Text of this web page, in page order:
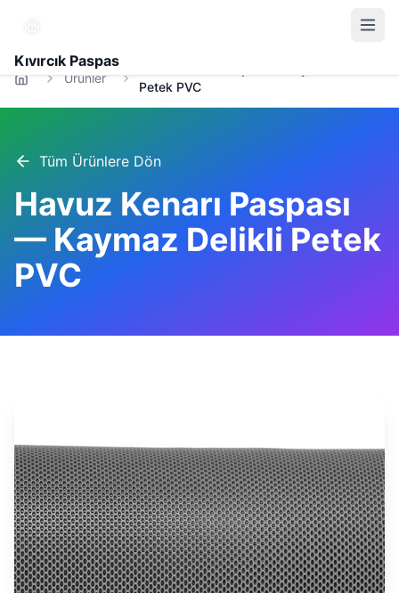
Kıvırcık Paspas
Ürünler
Petek PVC
Tüm Ürünlere Dön
Havuz Kenarı Paspası
— Kaymaz Delikli Petek
PVC